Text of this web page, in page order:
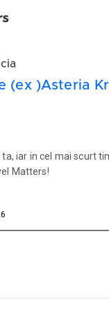
(ex )Asteria
iar in cel mai scurt
Matters!